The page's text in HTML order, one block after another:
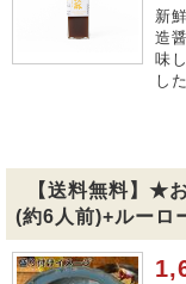
新
造
味
し
【送料無料】★
(約6人前)+ルーロ